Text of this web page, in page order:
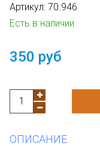
Артикул: 70.946
Есть в наличии
350 руб
ОПИСАНИЕ